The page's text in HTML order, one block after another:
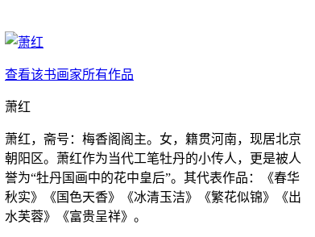
查看该书画家所有作品
萧红
萧红，斋号：梅香阁阁主。女，籍贯河南，现居北京
朝阳区。萧红作为当代工笔牡丹的小传人，更是被人
誉为“牡丹国画中的花中皇后”。其代表作品：《春华
秋实》《国色天香》《冰清玉洁》《繁花似锦》《出
水芙蓉》《富贵呈祥》。